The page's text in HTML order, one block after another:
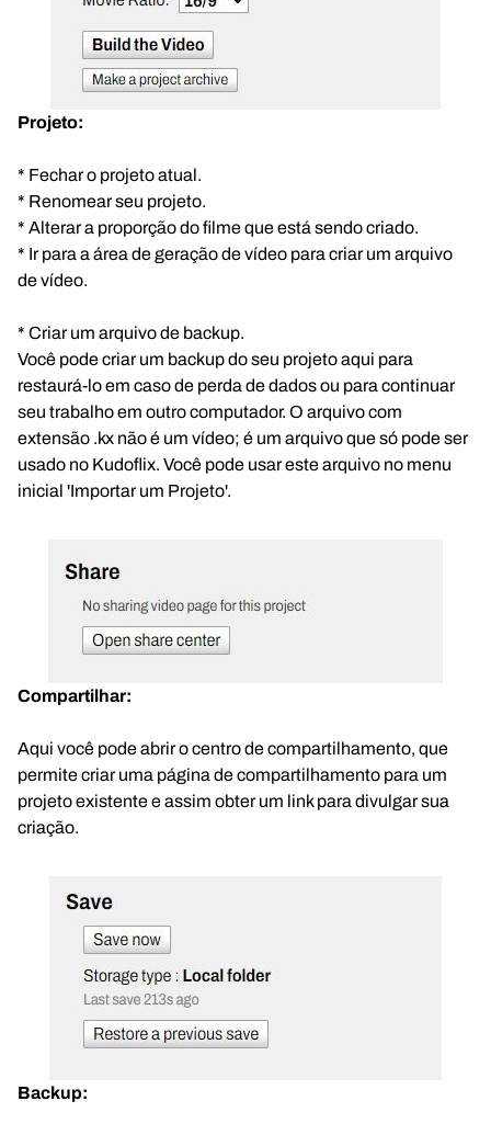
Projeto:
* Fechar o projeto atual.
* Renomear seu projeto.
* Alterar a proporção do filme que está sendo criado.
* Ir para a área de geração de vídeo para criar um arquivo
de vídeo.
* Criar um arquivo de backup.
Você pode criar um backup do seu projeto aqui para
restaurá-lo em caso de perda de dados ou para continuar
seu trabalho em outro computador. O arquivo com
extensão .kx não é um vídeo; é um arquivo que só pode ser
usado no Kudoflix. Você pode usar este arquivo no menu
inicial 'Importar um Projeto'.
Compartilhar:
Aqui você pode abrir o centro de compartilhamento, que
permite criar uma página de compartilhamento para um
projeto existente e assim obter um link para divulgar sua
criação.
Backup: